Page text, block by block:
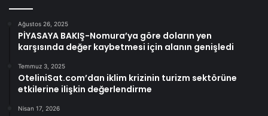
Ağustos 26, 2025
PİYASAYA BAKIŞ-Nomura’ya göre doların yen
karşısında değer kaybetmesi için alanın genişledi
Temmuz 3, 2025
OteliniSat.com’dan iklim krizinin turizm sektörüne
etkilerine ilişkin değerlendirme
Nisan 17, 2026